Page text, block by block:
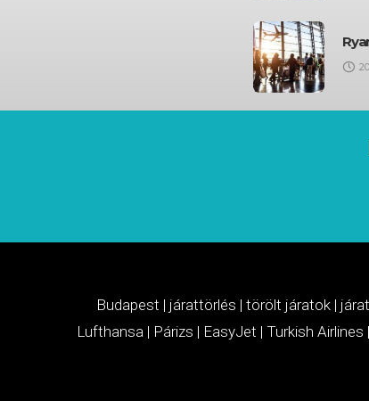
Budapest | járattörlés | törölt járatok |
Lufthansa | Párizs | EasyJet | Turkish Airlines |